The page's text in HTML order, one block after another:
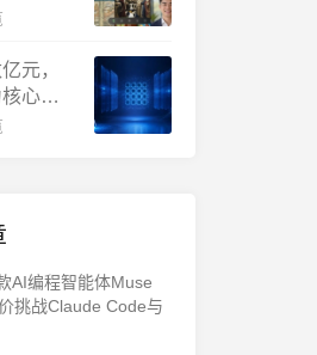
跑通
元，
心成
冕开
AI编程智能体Muse
挑战Claude Code与